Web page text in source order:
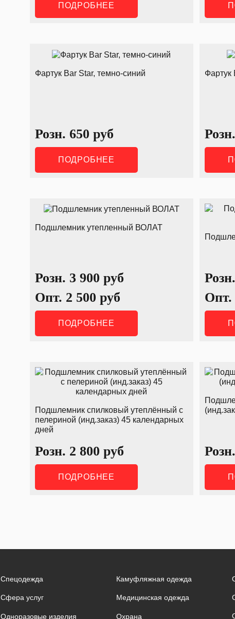
ПОДРОБНЕЕ
Фартук Bar Star, темно-синий
Розн. 650 руб
ПОДРОБНЕЕ
Фартук
Розн.
Подшлемник утепленный ВОЛАТ
Розн. 3 900 руб
Опт. 2 500 руб
ПОДРОБНЕЕ
Розн.
Опт.
Подшлемник спилковый утеплённый с
пелериной (инд.заказ) 45 календарных
дней
Розн. 2 800 руб
ПОДРОБНЕЕ
Розн.
Спецодежда Камуфляжная одежда
Сфера услуг Медицинская одежда
Одноразовые изделия Охрана